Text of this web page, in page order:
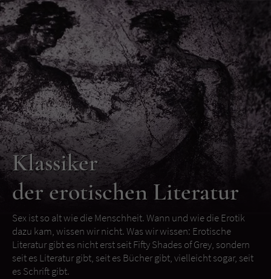
Klassiker
der erotischen Literatur
Sex ist so alt wie die Menschheit. Wann und wie die Erotik
dazu kam, wissen wir nicht. Was wir wissen: Erotische
Literatur gibt es nicht erst seit Fifty Shades of Grey, sondern
seit es Literatur gibt, seit es Bücher gibt, vielleicht sogar, seit
es Schrift gibt.